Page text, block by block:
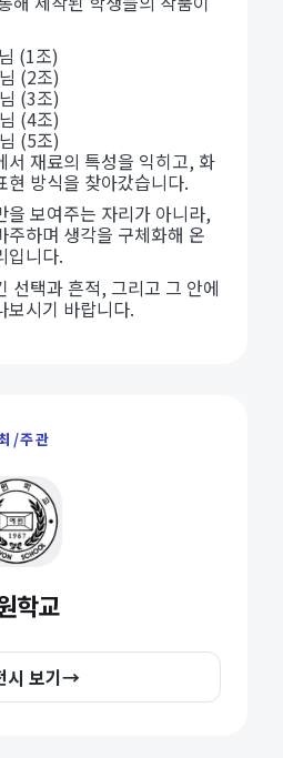
(1조)
(2조)
(3조)
(4조)
(5조)
서 재료의 특성을 익히고, 화
현 방식을 찾아갔습니다.
을 보여주는 자리가 아니라,
하며 생각을 구체화해 온
입니다.
선택과 흔적, 그리고 그 안에
보시기 바랍니다.
/주관
학교
시 보기→